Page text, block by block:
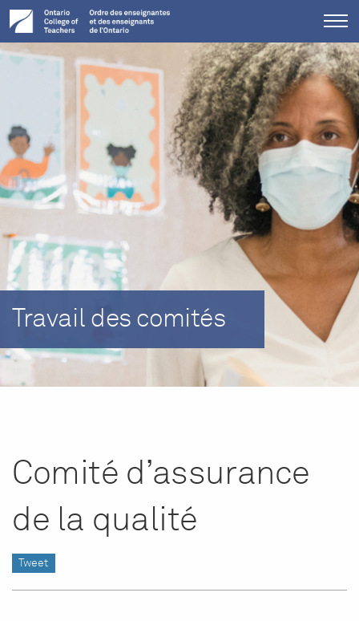
Travail des comités
Comité d’assurance
de la qualité
Tweet